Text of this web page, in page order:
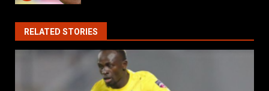
RELATED STORIES